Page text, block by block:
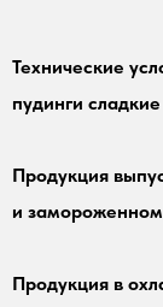
Технические
пудинги
Продукция
и
Продукция в